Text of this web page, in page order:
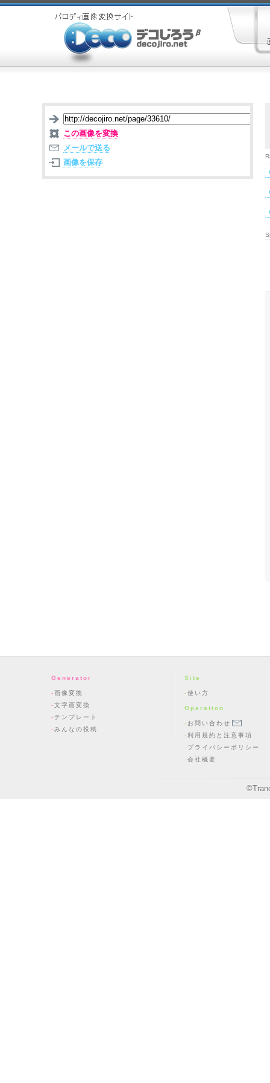
この画像を変換
メールで送る
画像を保存
Generator
画像変換
文字画変換
テンプレート
みんなの投稿
Site
使い方
Operation
お問い合わせ
利用規約と注意事項
プライバシーポリシー
会社概要
©